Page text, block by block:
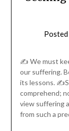
✍️ We must
our suffering.
its lessons.
comprehend;
view suffering
from such a